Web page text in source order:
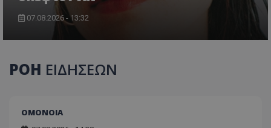
07.08.2026 - 13:32
ΡΟΗ ΕΙΔΗΣΕΩΝ
ΟΜΟΝΟΙΑ